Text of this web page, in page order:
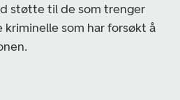
støtte til de som trenger
kriminelle som har forsøkt å